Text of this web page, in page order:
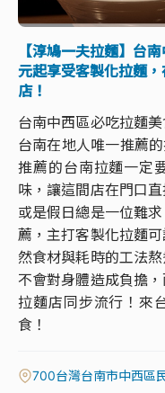
【淳鳩一夫拉麵】台
元起享受客製化拉麵
店！
台南中西區必吃拉麵
台南在地人唯一推薦
推薦的台南拉麵一定
味，讓這間店在門口
或是假日總是一位難
薦，主打客製化拉麵
然食材與耗時的工法
不會對身體造成負擔
拉麵店同步流行！來
食！
700台灣台南市中西區